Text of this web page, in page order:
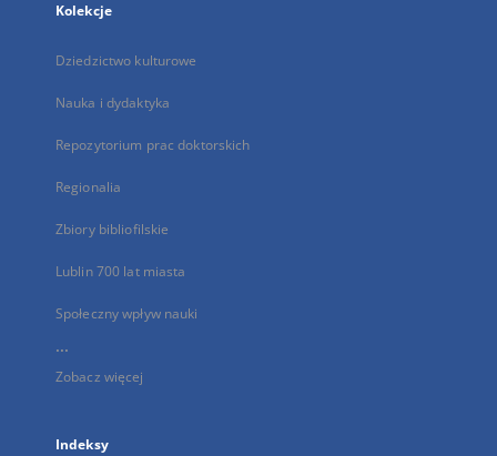
Kolekcje
Dziedzictwo kulturowe
Nauka i dydaktyka
Repozytorium prac doktorskich
Regionalia
Zbiory bibliofilskie
Lublin 700 lat miasta
Społeczny wpływ nauki
...
Zobacz więcej
Indeksy